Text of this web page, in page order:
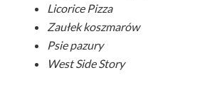
Licorice Pizza
Zaułek koszmarów
Psie pazury
West Side Story